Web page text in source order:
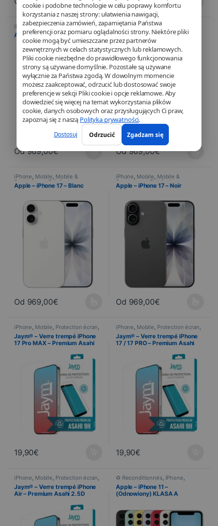
cookie i podobne technologie w celu poprawy komfortu
korzystania z naszej strony: ułatwienia nawigacji,
zabezpieczenia zamówień, zapamiętania Państwa
preferencji oraz pomiaru oglądalności strony. Niektóre pliki
cookie mogą być umieszczane przez partnerów
zewnętrznych w celach statystycznych lub reklamowych.
Pliki cookie niezbędne do prawidłowego funkcjonowania
strony są używane domyślnie. Pozostałe są używane
wyłącznie za Państwa zgodą. W dowolnym momencie
możesz zaakceptować, odrzucić lub dostosować swoje
preferencje w sekcji Pliki cookie i opcje reklamowe. Aby
dowiedzieć się więcej na temat wykorzystania plików
cookie, danych osobowych oraz przysługujących Ci praw,
zapoznaj się z naszą Polityka prywatności.
Dostosuj Odrzucić Zgadzam się
Ce produit a plusieurs variations. Les options peuvent être
Ce produit a plusieurs
iPhone,Mobile,Mobile &
Smartphone,Telefonia
Apple – iPhone 17 – Lawendowy
Od969,00€
Ce produit a plusieurs variations. Les options peuvent être
iPhone, Mobile,Mobile &
Smartphone, Telefonia
Apple – iPhone 17 – Sauge
Od969,00€
Ce produit a plusieurs
iPhone, Mobile, Mobile &
Smartphone ,Telefonia
Apple – iPhone 17 – Blanc
Od 969,00€
Ce produit a plusieurs variations. Les options peuvent être
iPhone, Mobile, Mobile &
Smartphone ,Telefonia
Apple – iPhone 17 – Noir
Od 969,00€
Ce produit a plusieurs
iPhone, Mobile, Protection écran,
Telefonia , Verres trempés
Jaym® – Verre trempé iPhone
17 Pro MAX – Premium Asahi
19,90€
iPhone, Mobile, Protection écran,
Telefonia , Verres trempés
Jaym® – Verre trempé iPhone
17 / 17 PRO – Premium Asahi
19,90€
iPhone, Mobile, Protection écran,
Telefonia , Verres trempés
Jaym® – Verre trempé iPhone
Air – Premium Asahi 2.5D
♻ Reconditionnés, iPhone,
Mobile Telefonia
Apple – iPhone 11 –
(Odnowiony) KLASA A